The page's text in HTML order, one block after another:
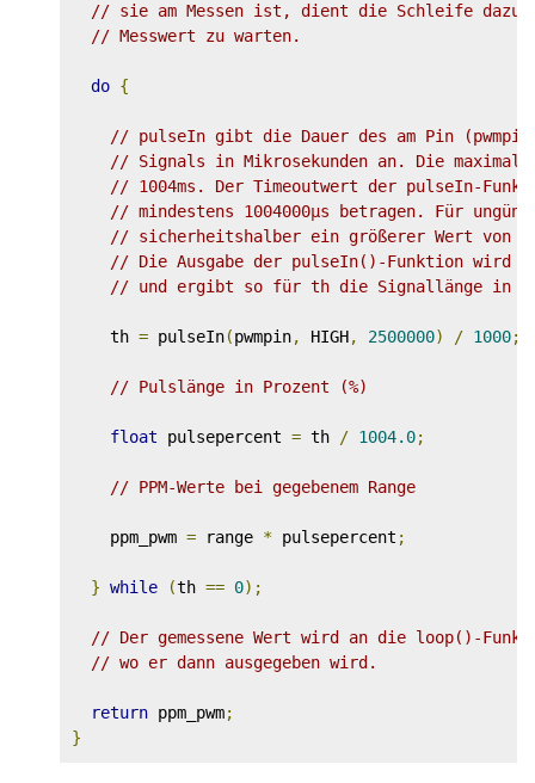
// sie am Messen ist, dient die Schleife dazu,
// Messwert zu warten.
do {
// pulseIn gibt die Dauer des am Pin
// Signals in Mikrosekunden an. Die
// 1004ms. Der Timeoutwert der pulseIn-
// mindestens 1004000µs betragen. Für
// sicherheitshalber ein größerer Wert von
// Die Ausgabe der pulseIn()-Funktion wird
// und ergibt so für th die Signallänge in
th = pulseIn(pwmpin, HIGH, 2500000) / 1000;
// Pulslänge in Prozent (%)
float pulsepercent = th / 1004.0;
// PPM-Werte bei gegebenem Range
ppm_pwm = range * pulsepercent ;
} while (th == 0);
// Der gemessene Wert wird an die loop()-
// wo er dann ausgegeben wird.
return ppm_pwm;
}